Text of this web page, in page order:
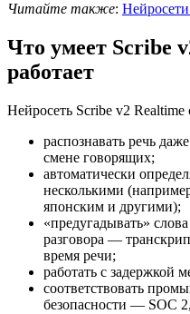
Читайте также:
Что умеет Scribe
работает
Нейросеть Scribe v2 Realtime
распознавать речь
смене говорящих;
автоматически
несколькими
японским и другими);
«предугадывать»
разговора —
время речи;
работать с задержкой
соответствовать
безопасности — SOC